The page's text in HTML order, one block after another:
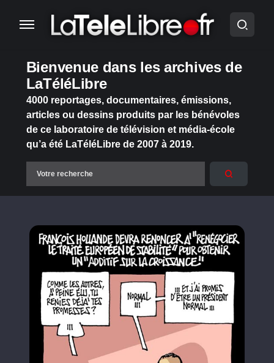
Bienvenue dans les archives de
LaTéléLibre
4000 reportages, documentaires, émissions,
articles ou dessins produits par les bénévoles
de ce laboratoire de télévision et média-école
qu’a été LaTéléLibre de 2007 à 2019.